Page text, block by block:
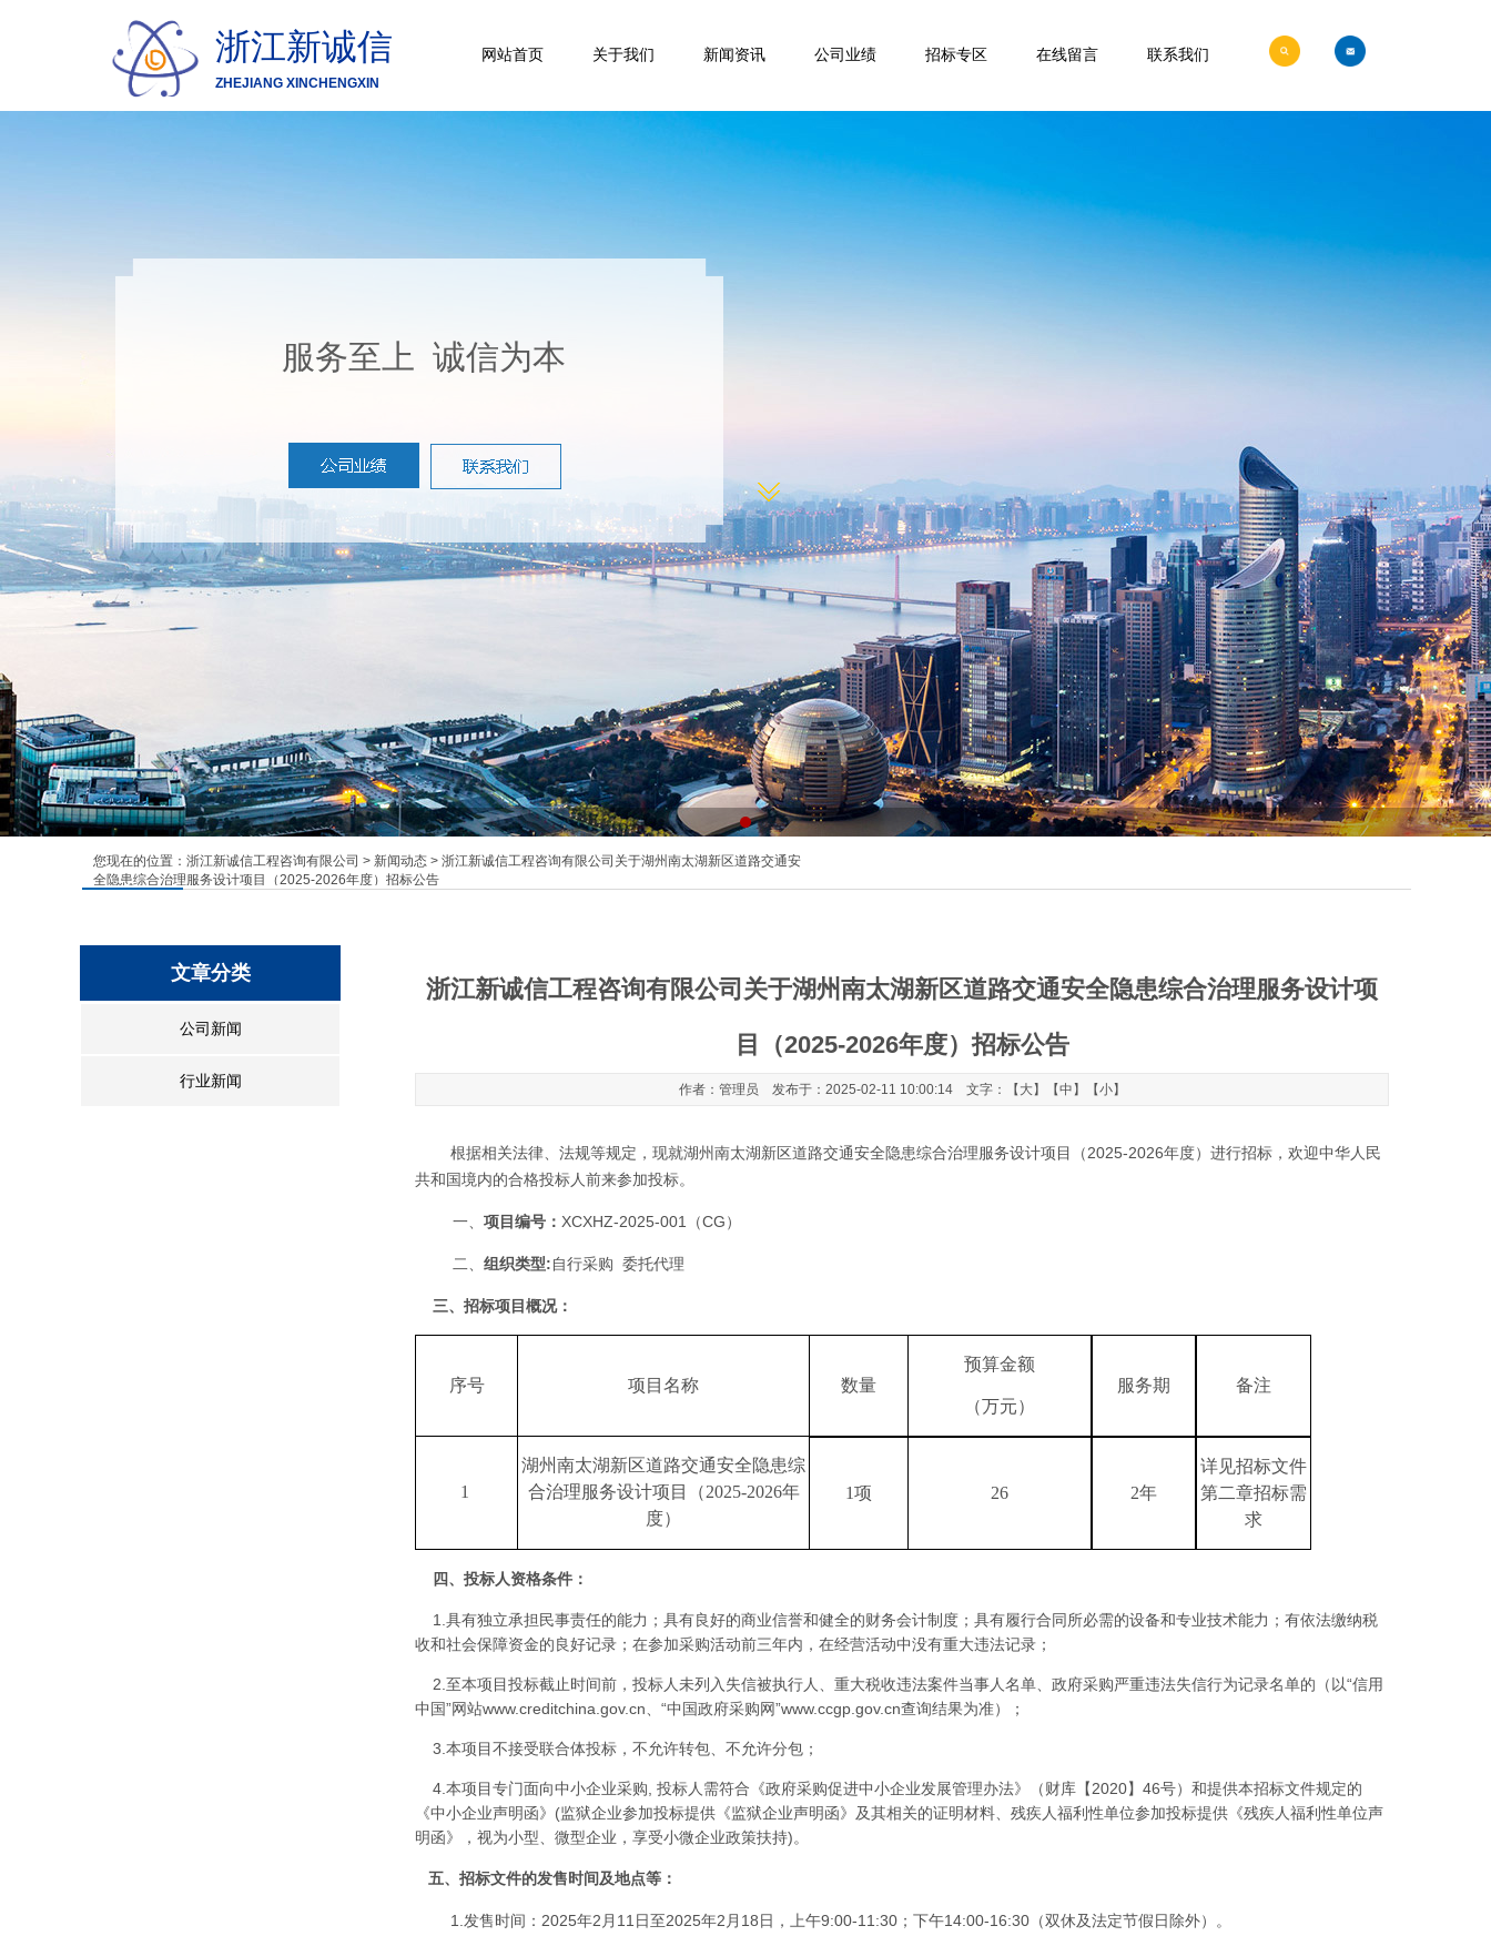
服务至上 诚信为本
网站首页 关于我们 新闻资讯 公司业绩 招标专区 在线留言 联系我们
浙江新诚信
ZHEJIANG XINCHENGXIN
浙江新诚信工程咨询有限公司关于湖州南太湖新区道路交通安全隐患综合治理服务设计项
目（2025-2026年度）招标公告
作者：管理员 发布于：2025-02-11 10:00:14 文字：【 大】【中 】【小】
根据相关法律、法规等规定，现就湖州南太湖新区道路交通安全隐患综合治理服务设计项目（2025-2026年度）进行招标，欢迎中华人民
共和国境内的合格投标人前来参加投标。
一、 项目编号： XCXHZ-2025-001（CG）
二、 组织类型:自行采购 委托代理
三、招标项目概况：
序号 项目名称 数量
预算金额
（万元）
服务期 备注
1
湖州南太湖新区道路交通安全隐患综
合治理服务设计项目（2025-2026年
度）
1项 26 2年
详见招标文件
第二章招标需
求
四、投标人资格条件：
1.具有独立承担民事责任的能力；具有良好的商业信誉和健全的财务会计制度；具有履行合同所必需的设备和专业技术能力；有依法缴纳税
收和社会保障资金的良好记录；在参加采购活动前三年内，在经营活动中没有重大违法记录；
2.至本项目投标截止时间前，投标人未列入失信被执行人、重大税收违法案件当事人名单、政府采购严重违法失信行为记录名单的（以“信用
中国”网站www.creditchina.gov.cn、“中国政府采购网”www.ccgp.gov.cn查询结果为准）；
3.本项目不接受联合体投标，不允许转包、不允许分包；
4.本项目专门面向中小企业采购, 投标人需符合《政府采购促进中小企业发展管理办法》（财库【2020】46号）和提供本招标文件规定的
《中小企业声明函》(监狱企业参加投标提供《监狱企业声明函》及其相关的证明材料、残疾人福利性单位参加投标提供《残疾人福利性单位声
明函》，视为小型、微型企业，享受小微企业政策扶持)。
五、招标文件的发售时间及地点等：
1.发售时间：2025年2月11日至2025年2月18日，上午9:00-11:30；下午14:00-16:30（双休及法定节假日除外）。
文章分类
公司新闻
行业新闻
您现在的位置： 浙江新诚信工程咨询有限公司 > 新闻动态 > 浙江新诚信工程咨询有限公司关于湖州南太湖新区道路交通安
全隐患综合治理服务设计项目（2025-2026年度）招标公告